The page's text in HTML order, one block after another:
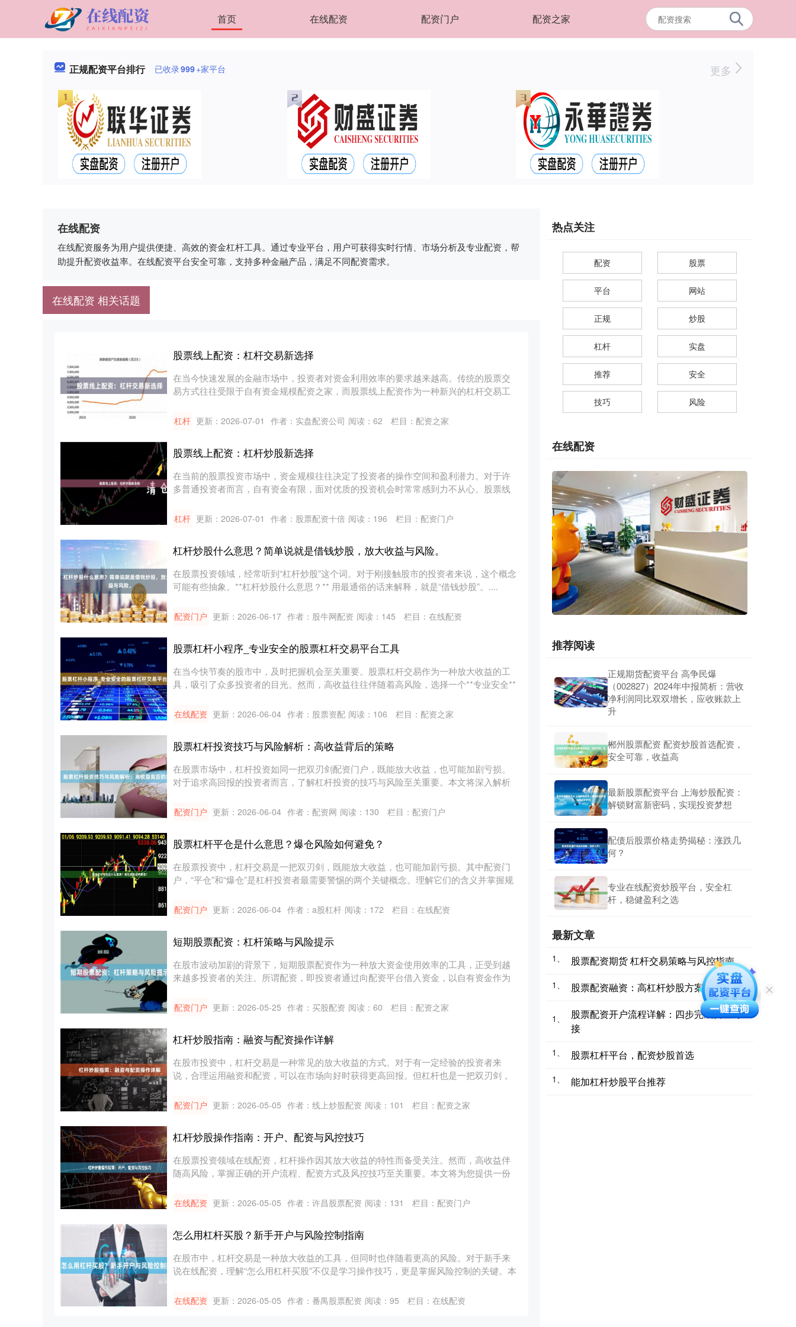
首页 在线配资 配资门户 配资之家
正规配资平台排行 已收录999+家平台 更多
在线配资
在线配资服务为用户提供便捷、高效的资金杠杆工具。通过专业平台，用户可获得实时行情、市场分析及专业配资，帮
助提升配资收益率。在线配资平台安全可靠，支持多种金融产品，满足不同配资需求。
在线配资 相关话题
股票线上配资：杠杆交易新选择
在当今快速发展的金融市场中，投资者对资金利用效率的要求越来越高。传统的股票交
易方式往往受限于自有资金规模配资之家，而股票线上配资作为一种新兴的杠杆交易工
杠杆 更新：2026-07-01 作者：实盘配资公司 阅读： 62 栏目： 配资之家
股票线上配资：杠杆炒股新选择
在当前的股票投资市场中，资金规模往往决定了投资者的操作空间和盈利潜力。对于许
多普通投资者而言，自有资金有限，面对优质的投资机会时常常感到力不从心。股票线
杠杆 更新：2026-07-01 作者：股票配资十倍 阅读： 196 栏目： 配资门户
杠杆炒股什么意思？简单说就是借钱炒股，放大收益与风险。
在股票投资领域，经常听到“杠杆炒股”这个词。对于刚接触股市的投资者来说，这个概念
可能有些抽象。**杠杆炒股什么意思？** 用最通俗的话来解释，就是“借钱炒股”。....
配资门户 更新：2026-06-17 作者：股牛网配资 阅读： 145 栏目： 在线配资
股票杠杆小程序_专业安全的股票杠杆交易平台工具
在当今快节奏的股市中，及时把握机会至关重要。股票杠杆交易作为一种放大收益的工
具，吸引了众多投资者的目光。然而，高收益往往伴随着高风险，选择一个**专业安全**
在线配资 更新：2026-06-04 作者：股票资配 阅读： 106 栏目： 配资之家
股票杠杆投资技巧与风险解析：高收益背后的策略
在股票市场中，杠杆投资如同一把双刃剑配资门户，既能放大收益，也可能加剧亏损。
对于追求高回报的投资者而言，了解杠杆投资的技巧与风险至关重要。本文将深入解析
配资门户 更新：2026-06-04 作者：配资网 阅读： 130 栏目： 配资门户
股票杠杆平仓是什么意思？爆仓风险如何避免？
在股票投资中，杠杆交易是一把双刃剑，既能放大收益，也可能加剧亏损。其中配资门
户，“平仓”和“爆仓”是杠杆投资者最需要警惕的两个关键概念。理解它们的含义并掌握规
配资门户 更新：2026-06-04 作者：a股杠杆 阅读： 172 栏目： 在线配资
短期股票配资：杠杆策略与风险提示
在股市波动加剧的背景下，短期股票配资作为一种放大资金使用效率的工具，正受到越
来越多投资者的关注。所谓配资，即投资者通过向配资平台借入资金，以自有资金作为
配资门户 更新：2026-05-25 作者：买股配资 阅读： 60 栏目： 配资之家
杠杆炒股指南：融资与配资操作详解
在股市投资中，杠杆交易是一种常见的放大收益的方式。对于有一定经验的投资者来
说，合理运用融资和配资，可以在市场向好时获得更高回报。但杠杆也是一把双刃剑，
配资门户 更新：2026-05-05 作者：线上炒股配资 阅读： 101 栏目： 配资之家
杠杆炒股操作指南：开户、配资与风控技巧
在股票投资领域在线配资，杠杆操作因其放大收益的特性而备受关注。然而，高收益伴
随高风险，掌握正确的开户流程、配资方式及风控技巧至关重要。本文将为您提供一份
在线配资 更新：2026-05-05 作者：许昌股票配资 阅读： 131 栏目： 配资门户
怎么用杠杆买股？新手开户与风险控制指南
在股市中，杠杆交易是一种放大收益的工具，但同时也伴随着更高的风险。对于新手来
说在线配资，理解“怎么用杠杆买股”不仅是学习操作技巧，更是掌握风险控制的关键。本
在线配资 更新：2026-05-05 作者：番禺股票配资 阅读： 95 栏目： 在线配资
热点关注
配资 股票
平台 网站
正规 炒股
杠杆 实盘
推荐 安全
技巧 风险
在线配资
推荐阅读
正规期货配资平台 高争民爆
（002827）2024年中报简析：营收
净利润同比双双增长，应收账款上
升
郴州股票配资 配资炒股首选配资，
安全可靠，收益高
最新股票配资平台 上海炒股配资：
解锁财富新密码，实现投资梦想
配债后股票价格走势揭秘：涨跌几
何？
专业在线配资炒股平台，安全杠
杆，稳健盈利之选
最新文章
1、 股票配资期货 杠杆交易策略与风控指南
1、 股票配资融资：高杠杆炒股方案详解
1、
股票配资开户流程详解：四步完成资金对
接
1、 股票杠杆平台，配资炒股首选
1、 能加杠杆炒股平台推荐